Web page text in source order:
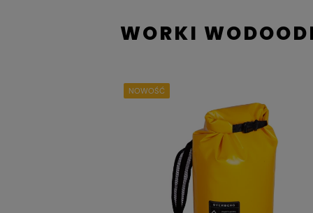
WORKI
NOWOŚĆ